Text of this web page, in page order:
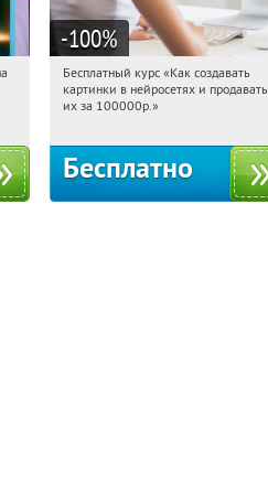
-100%
12:10:16 Получили:
Россия
Бесплатный курс «Как создавать
картинки в нейросетях и продавать
их за 100000р.»
Бесплатно